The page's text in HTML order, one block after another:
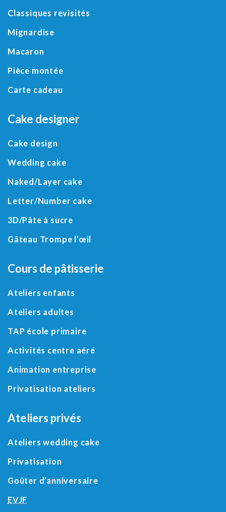
Classiques revisités
Mignardise
Macaron
Pièce montée
Carte cadeau
Cake designer
Cake design
Wedding cake
Naked/Layer cake
Letter/Number cake
3D/Pâte à sucre
Gâteau Trompe l’œil
Cours de pâtisserie
Ateliers enfants
Ateliers adultes
TAP école primaire
Activités centre aéré
Animation entreprise
Privatisation ateliers
Ateliers privés
Ateliers wedding cake
Privatisation
Goûter d’anniversaire
EVJF